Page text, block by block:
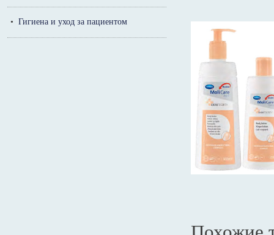
• Гигиена и уход за пациентом